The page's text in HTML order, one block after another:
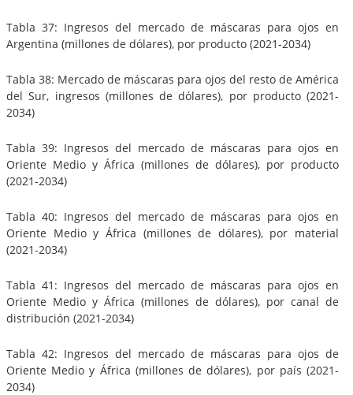
Tabla 37: Ingresos del mercado de máscaras para ojos en
Argentina (millones de dólares), por producto (2021-2034)
Tabla 38: Mercado de máscaras para ojos del resto de América
del Sur, ingresos (millones de dólares), por producto (2021-
2034)
Tabla 39: Ingresos del mercado de máscaras para ojos en
Oriente Medio y África (millones de dólares), por producto
(2021-2034)
Tabla 40: Ingresos del mercado de máscaras para ojos en
Oriente Medio y África (millones de dólares), por material
(2021-2034)
Tabla 41: Ingresos del mercado de máscaras para ojos en
Oriente Medio y África (millones de dólares), por canal de
distribución (2021-2034)
Tabla 42: Ingresos del mercado de máscaras para ojos de
Oriente Medio y África (millones de dólares), por país (2021-
2034)